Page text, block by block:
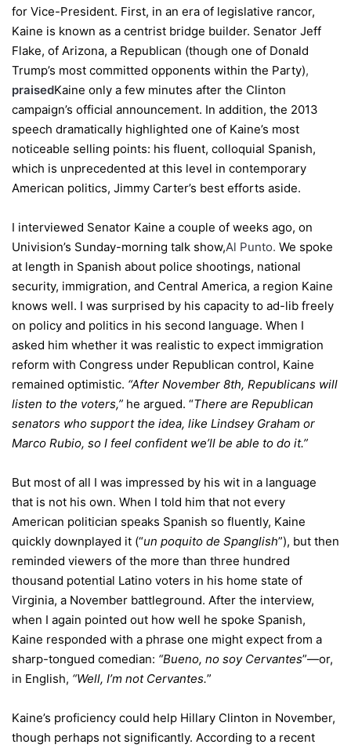
for Vice-President. First, in an era of legislative rancor,
Kaine is known as a centrist bridge builder. Senator Jeff
Flake, of Arizona, a Republican (though one of Donald
Trump’s most committed opponents within the Party),
praisedKaine only a few minutes after the Clinton
campaign’s official announcement. In addition, the 2013
speech dramatically highlighted one of Kaine’s most
noticeable selling points: his fluent, colloquial Spanish,
which is unprecedented at this level in contemporary
American politics, Jimmy Carter’s best efforts aside.
I interviewed Senator Kaine a couple of weeks ago, on
Univision’s Sunday-morning talk show,Al Punto. We spoke
at length in Spanish about police shootings, national
security, immigration, and Central America, a region Kaine
knows well. I was surprised by his capacity to ad-lib freely
on policy and politics in his second language. When I
asked him whether it was realistic to expect immigration
reform with Congress under Republican control, Kaine
remained optimistic. “After November 8th, Republicans will
listen to the voters,” he argued. “There are Republican
senators who support the idea, like Lindsey Graham or
Marco Rubio, so I feel confident we’ll be able to do it.”
But most of all I was impressed by his wit in a language
that is not his own. When I told him that not every
American politician speaks Spanish so fluently, Kaine
quickly downplayed it (“un poquito de Spanglish”), but then
reminded viewers of the more than three hundred
thousand potential Latino voters in his home state of
Virginia, a November battleground. After the interview,
when I again pointed out how well he spoke Spanish,
Kaine responded with a phrase one might expect from a
sharp-tongued comedian: “Bueno, no soy Cervantes”—or,
in English, “Well, I’m not Cervantes.”
Kaine’s proficiency could help Hillary Clinton in November,
though perhaps not significantly. According to a recent